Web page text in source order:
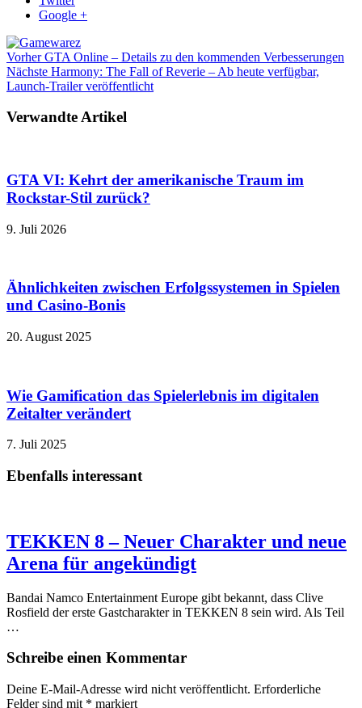
Google +
VorherGTA Online – Details zu den kommenden Verbesserungen
Nächste Harmony: The Fall of Reverie – Ab heute verfügbar,
Launch-Trailer veröffentlicht
Verwandte Artikel
GTA VI: Kehrt der amerikanische Traum im
Rockstar-Stil zurück?
9. Juli 2026
Ähnlichkeiten zwischen Erfolgssystemen in Spielen
und Casino‑Bonis
20. August 2025
Wie Gamification das Spielerlebnis im digitalen
Zeitalter verändert
7. Juli 2025
Ebenfalls interessant
TEKKEN 8 – Neuer Charakter und neue
Arena für angekündigt
Bandai Namco Entertainment Europe gibt bekannt, dass Clive
Rosfield der erste Gastcharakter in TEKKEN 8 sein wird. Als Teil
…
Schreibe einen Kommentar
Deine E-Mail-Adresse wird nicht veröffentlicht. Erforderliche
Felder sind mit * markiert